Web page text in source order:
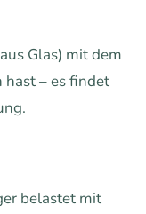
Glas) mit dem
– es findet
belastet mit